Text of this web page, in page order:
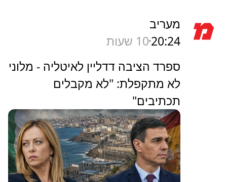
מעריב
20:2410 שעות
ספרד הציבה דדליין לאיטליה - מלוני
לא מתקפלת: "לא מקבלים
תכתיבים"